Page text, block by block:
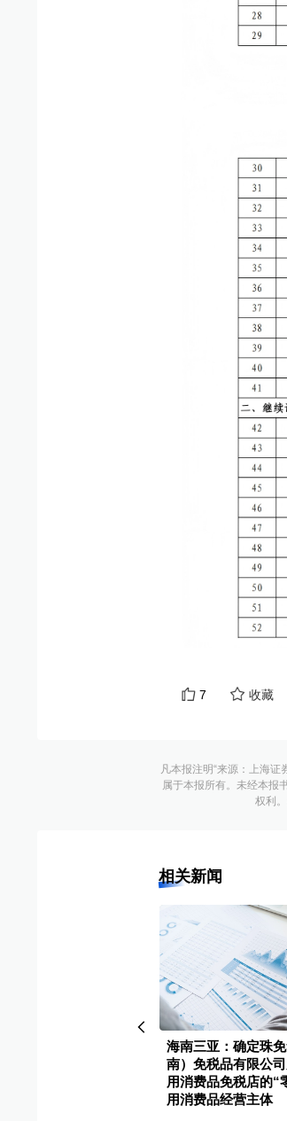
7 收藏
凡本报注明“来源：上海证
属于本报所有。未经本报
权利
相关新闻
海南三亚：确定珠
南）免税品有限公
用消费品免税店的“
用消费品经营主体